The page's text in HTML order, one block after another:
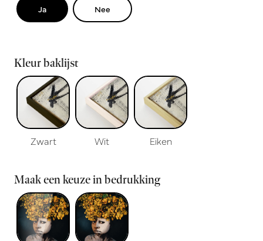
Ja Nee
Kleur baklijst
Zwart Wit Eiken
Maak een keuze in bedrukking